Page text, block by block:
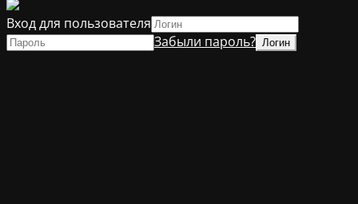
Вход для пользователя
Забыли пароль?